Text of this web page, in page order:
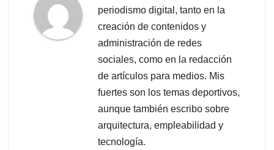
periodismo digital, tanto en la
creación de contenidos y
administración de redes
sociales, como en la redacción
de artículos para medios. Mis
fuertes son los temas deportivos,
aunque también escribo sobre
arquitectura, empleabilidad y
tecnología.